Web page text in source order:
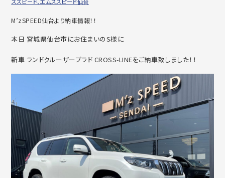
M’zSPEED仙台より納車情報！！
本日 宮城県仙台市にお住まいのS様に
新車 ランドクルーザープラド CROSS-LINEをご納車致しました！！